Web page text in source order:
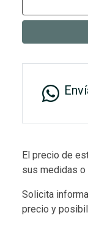
El precio de
sus medidas
Solicita
precio y